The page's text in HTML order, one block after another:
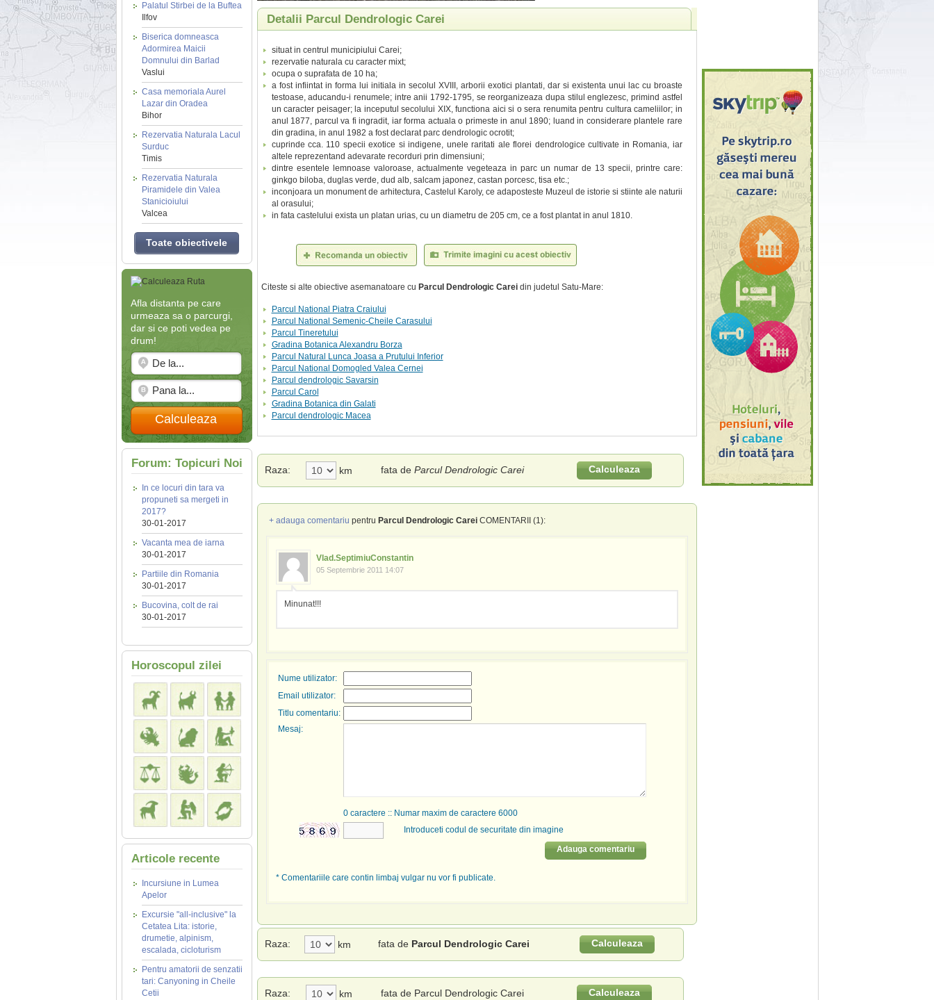
Palatul Stirbei de la Buftea
Ilfov
Biserica domneasca
Adormirea Maicii
Domnului din Barlad
Vaslui
Casa memoriala Aurel
Lazar din Oradea
Bihor
Rezervatia Naturala Lacul
Surduc
Timis
Rezervatia Naturala
Piramidele din Valea
Stanicioiului
Valcea
Toate obiectivele
Afla distanta pe care
urmeaza sa o parcurgi,
dar si ce poti vedea pe
drum!
Calculeaza
Forum: Topicuri Noi
In ce locuri din tara va
propuneti sa mergeti in
2017?
30-01-2017
Vacanta mea de iarna
30-01-2017
Partiile din Romania
30-01-2017
Bucovina, colt de rai
30-01-2017
Horoscopul zilei
Articole recente
Incursiune in Lumea
Apelor
Excursie "all-inclusive" la
Cetatea Lita: istorie,
drumetie, alpinism,
escalada, cicloturism
Pentru amatorii de senzatii
tari: Canyoning in Cheile
Cetii
Detalii Parcul Dendrologic Carei
situat in centrul municipiului Carei;
rezervatie naturala cu caracter mixt;
ocupa o suprafata de 10 ha;
a fost infiintat in forma lui initiala in secolul XVIII, arborii exotici plantati, dar si existenta unui lac cu broaste
testoase, aducandu-i renumele; intre anii 1792-1795, se reorganizeaza dupa stilul englezesc, primind astfel
un caracter peisager; la inceputul secolului XIX, functiona aici si o sera renumita pentru cultura cameliilor; in
anul 1877, parcul va fi ingradit, iar forma actuala o primeste in anul 1890; luand in considerare plantele rare
din gradina, in anul 1982 a fost declarat parc dendrologic ocrotit;
cuprinde cca. 110 specii exotice si indigene, unele raritati ale florei dendrologice cultivate in Romania, iar
altele reprezentand adevarate recorduri prin dimensiuni;
dintre esentele lemnoase valoroase, actualmente vegeteaza in parc un numar de 13 specii, printre care:
ginkgo biloba, duglas verde, dud alb, salcam japonez, castan porcesc, tisa etc.;
inconjoara un monument de arhitectura, Castelul Karoly, ce adaposteste Muzeul de istorie si stiinte ale naturii
al orasului;
in fata castelului exista un platan urias, cu un diametru de 205 cm, ce a fost plantat in anul 1810.
Citeste si alte obiective asemanatoare cu Parcul Dendrologic Careidin judetul Satu-Mare:
Parcul National Piatra Craiului
Parcul National Semenic-Cheile Carasului
Parcul Tineretului
Gradina Botanica Alexandru Borza
Parcul Natural Lunca Joasa a Prutului Inferior
Parcul National Domogled Valea Cernei
Parcul dendrologic Savarsin
Parcul Carol
Gradina Botanica din Galati
Parcul dendrologic Macea
Raza: km fata de Parcul Dendrologic Carei Calculeaza
+ adauga comentariu pentru Parcul Dendrologic CareiCOMENTARII (1):
Vlad.SeptimiuConstantin
05 Septembrie 2011 14:07
Minunat!!!
Nume utilizator:
Email utilizator:
Titlu comentariu:
Mesaj:
0caractere :: Numar maxim de caractere 6000
Introduceti codul de securitate din imagine
Adauga comentariu
* Comentariile care contin limbaj vulgar nu vor fi publicate.
Raza: km fata de Parcul Dendrologic Carei Calculeaza
Raza: km fata de Parcul Dendrologic Carei Calculeaza